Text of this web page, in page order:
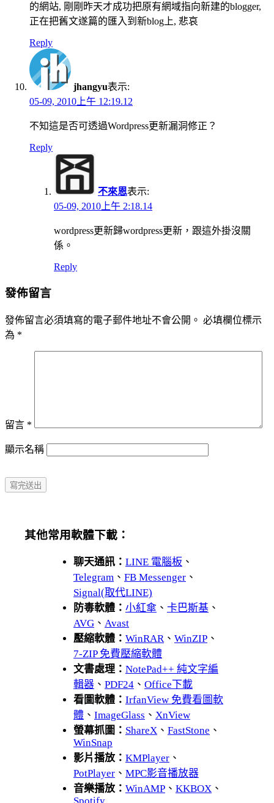
的網站, 剛剛昨天才成功把原有網域指向新建的blogger,
正在把舊文遂篇的匯入到新blog上, 悲哀
Reply
jhangyu表示:
05-09, 2010上午 12:19.12
不知這是否可透過Wordpress更新漏洞修正？
Reply
不來恩表示:
05-09, 2010上午 2:18.14
wordpress更新歸wordpress更新，跟這外掛沒關
係。
Reply
發佈留言
發佈留言必須填寫的電子郵件地址不會公開。 必填欄位標示
為 *
留言 *
顯示名稱
其他常用軟體下載：
聊天通訊： LINE 電腦板 、
Telegram 、 FB Messenger 、
Signal(取代LINE)
防毒軟體： 小紅傘 、 卡巴斯基 、
AVG 、 Avast
壓縮軟體： WinRAR、 WinZIP 、
7-ZIP 免費壓縮軟體
文書處理： NotePad++ 純文字編
輯器 、 PDF24 、 Office下載
看圖軟體： IrfanView 免費看圖軟
體 、 ImageGlass 、 XnView
螢幕抓圖： ShareX 、 FastStone 、
WinSnap
影片播放： KMPlayer 、
PotPlayer 、 MPC影音播放器
音樂播放： WinAMP 、 KKBOX 、